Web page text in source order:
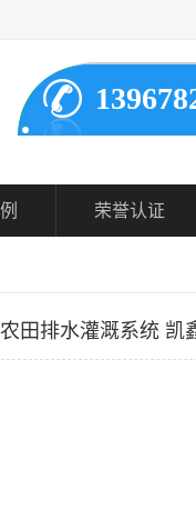
荣誉认证
田排水灌溉系统 凯